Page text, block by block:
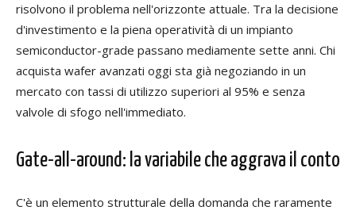
risolvono il problema nell'orizzonte attuale. Tra la decisione
d'investimento e la piena operatività di un impianto
semiconductor-grade passano mediamente sette anni. Chi
acquista wafer avanzati oggi sta già negoziando in un
mercato con tassi di utilizzo superiori al 95% e senza
valvole di sfogo nell'immediato.
Gate-all-around: la variabile che aggrava il conto
C'è un elemento strutturale della domanda che raramente